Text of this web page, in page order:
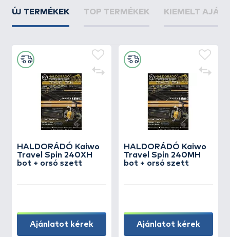
ÚJ TERMÉKEK TOP TERMÉKEK KIEMELT
HALDORÁDÓ Kaiwo
Travel Spin 240XH
bot + orsó szett
Ajánlatot kérek
HALDORÁDÓ Kaiwo
Travel Spin 240MH
bot + orsó szett
Ajánlatot kérek